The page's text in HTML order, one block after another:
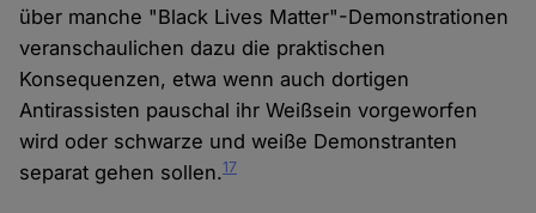
über manche "Black Lives Matter"-Demonstrationen
veranschaulichen dazu die praktischen
Konsequenzen, etwa wenn auch dortigen
Antirassisten pauschal ihr Weißsein vorgeworfen
wird oder schwarze und weiße Demonstranten
separat gehen sollen.17